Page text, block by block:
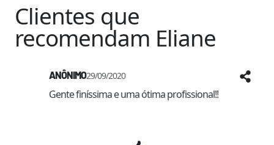
Clientes que
recomendam Eliane
ANÔNIMO29/09/2020
Gente finíssima e uma ótima profissional!!